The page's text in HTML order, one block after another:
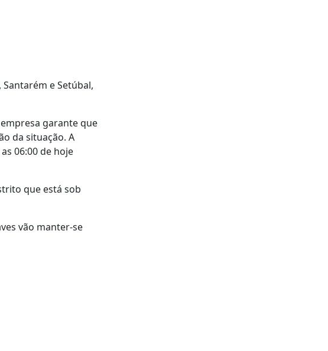
e Setúbal,
empresa garante que
da situação. A
06:00 de hoje
que está sob
vão manter-se